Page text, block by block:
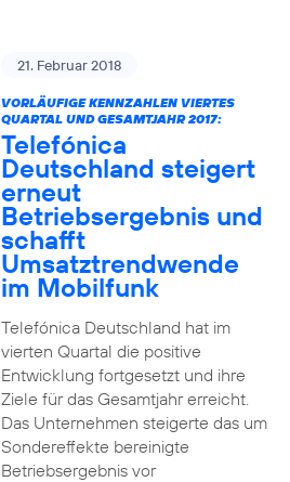
21. Februar 2018
VORLÄUFIGE KENNZAHLEN VIERTES
QUARTAL UND GESAMTJAHR 2017:
Telefónica
Deutschland steigert
erneut
Betriebsergebnis und
schafft
Umsatztrendwende
im Mobilfunk
Telefónica Deutschland hat im
vierten Quartal die positive
Entwicklung fortgesetzt und ihre
Ziele für das Gesamtjahr erreicht.
Das Unternehmen steigerte das um
Sondereffekte bereinigte
Betriebsergebnis vor